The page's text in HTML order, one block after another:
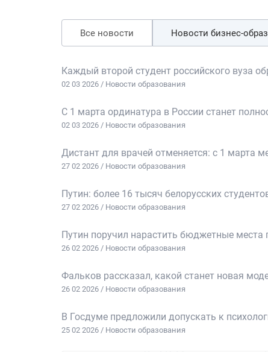
Все новости Новости бизнес-
Каждый второй студент российского вуза
02 03 2026 / Новости образования
С 1 марта ординатура в России станет
02 03 2026 / Новости образования
Дистант для врачей отменяется: с 1 марта
27 02 2026 / Новости образования
Путин: более 16 тысяч белорусских
27 02 2026 / Новости образования
Путин поручил нарастить бюджетные места
26 02 2026 / Новости образования
Фальков рассказал, какой станет новая
26 02 2026 / Новости образования
В Госдуме предложили допускать к
25 02 2026 / Новости образования